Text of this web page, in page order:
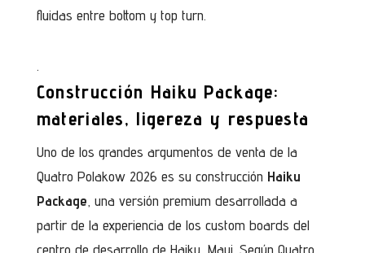
fluidas entre bottom y top turn.
.
Construcción Haiku Package:
materiales, ligereza y respuesta
Uno de los grandes argumentos de venta de la
Quatro Polakow 2026 es su construcción Haiku
Package , una versión premium desarrollada a
partir de la experiencia de los custom boards del
centro de desarrollo de Haiku, Maui. Según Quatro,